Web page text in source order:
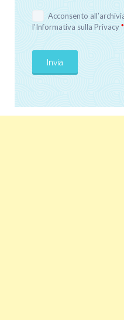
Acconsento
l’Informativa sulla Privacy*